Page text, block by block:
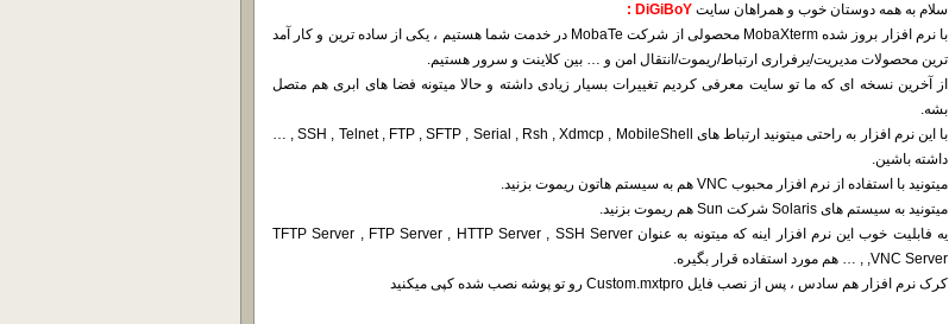
سلام به همه دوستان خوب و همراهان سایت DiGiBoY :
با نرم افزار بروز شده MobaXterm محصولی از شرکت MobaTe در خدمت شما هستیم ، یکی از ساده ترین و کار آمد
ترین محصولات مدیریت/یرفراری ارتباط/ریموت/انتقال امن و … بین کلاینت و سرور هستیم.
از آخرین نسخه ای که ما تو سایت معرفی کردیم تغییرات بسیار زیادی داشته و حالا میتونه فضا های ابری هم متصل
بشه.
با این نرم افزار به راحتی میتونید ارتباط های SSH , Telnet , FTP , SFTP , Serial , Rsh , Xdmcp , MobileShell , …
داشته باشین.
میتونید با استفاده از نرم افزار محبوب VNC هم به سیستم هاتون ریموت بزنید.
میتونید به سیستم های Solaris شرکت Sun هم ریموت بزنید.
یه فابلیت خوب این نرم افزار اینه که میتونه به عنوان TFTP Server , FTP Server , HTTP Server , SSH Server
,VNC Server , … هم مورد استفاده قرار بگیره.
کرک نرم افزار هم سادس ، پس از نصب فایل Custom.mxtpro رو تو پوشه نصب شده کپی میکنید